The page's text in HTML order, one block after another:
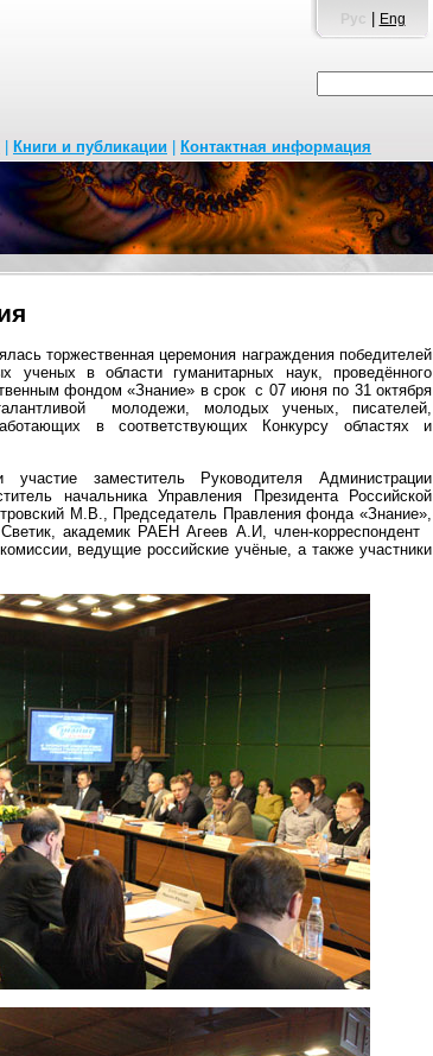
Рус Eng
Книги и публикации Контактная информация
торжественная церемония награждения победителей
ученых в области гуманитарных наук, проведённого
фондом «Знание» в срок с 07 июня по 31 октября
молодежи, молодых ученых, писателей,
в соответствующих Конкурсу областях и
заместитель Руководителя Администрации
начальника Управления Президента Российской
М.В., Председатель Правления фонда «Знание»,
академик РАЕН Агеев А.И, член-корреспондент
ведущие российские учёные, а также участники